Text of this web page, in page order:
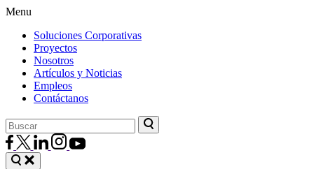
Menu
Soluciones Corporativas
Proyectos
Nosotros
Artículos y Noticias
Empleos
Contáctanos